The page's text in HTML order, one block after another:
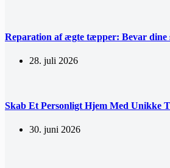
Reparation af ægte tæpper: Bevar dine
28. juli 2026
Skab Et Personligt Hjem Med Unikke
30. juni 2026